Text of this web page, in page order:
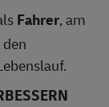
Fahrer, am